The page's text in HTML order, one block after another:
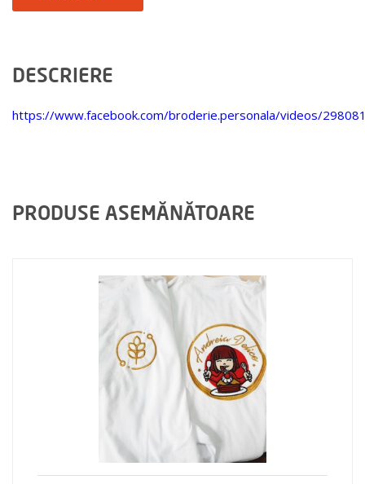
DESCRIERE
https://www.facebook.com/broderie.personala/videos/
PRODUSE ASEMĂNĂTOARE